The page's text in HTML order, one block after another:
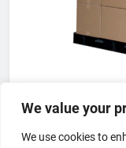
We value your
We use cookies to